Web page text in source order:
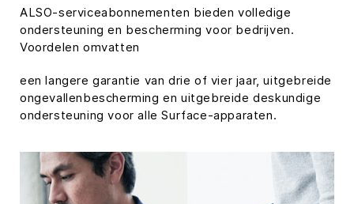
ALSO-serviceabonnementen bieden volledige
ondersteuning en bescherming voor bedrijven.
Voordelen omvatten
een langere garantie van drie of vier jaar, uitgebreide
ongevallenbescherming en uitgebreide deskundige
ondersteuning voor alle Surface-apparaten.